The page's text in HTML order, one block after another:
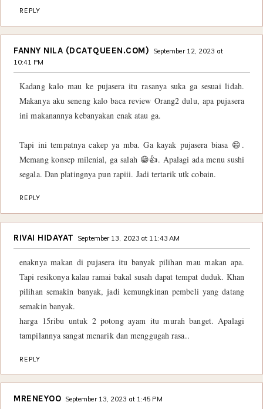
REPLY
FANNY NILA (DCATQUEEN.COM)
September 12, 2023 at
10:41 PM
Kadang kalo mau ke pujasera itu rasanya suka ga sesuai lidah.
Makanya aku seneng kalo baca review Orang2 dulu, apa pujasera
ini makanannya kebanyakan enak atau ga.
Tapi ini tempatnya cakep ya mba. Ga kayak pujasera biasa 😄.
Memang konsep milenial, ga salah 😁👍. Apalagi ada menu sushi
segala. Dan platingnya pun rapiii. Jadi tertarik utk cobain.
REPLY
RIVAI HIDAYAT September 13, 2023 at 11:43 AM
enaknya makan di pujasera itu banyak pilihan mau makan apa.
Tapi resikonya kalau ramai bakal susah dapat tempat duduk. Khan
pilihan semakin banyak, jadi kemungkinan pembeli yang datang
semakin banyak.
harga 15ribu untuk 2 potong ayam itu murah banget. Apalagi
tampilannya sangat menarik dan menggugah rasa..
REPLY
MRENEYOO September 13, 2023 at 1:45 PM